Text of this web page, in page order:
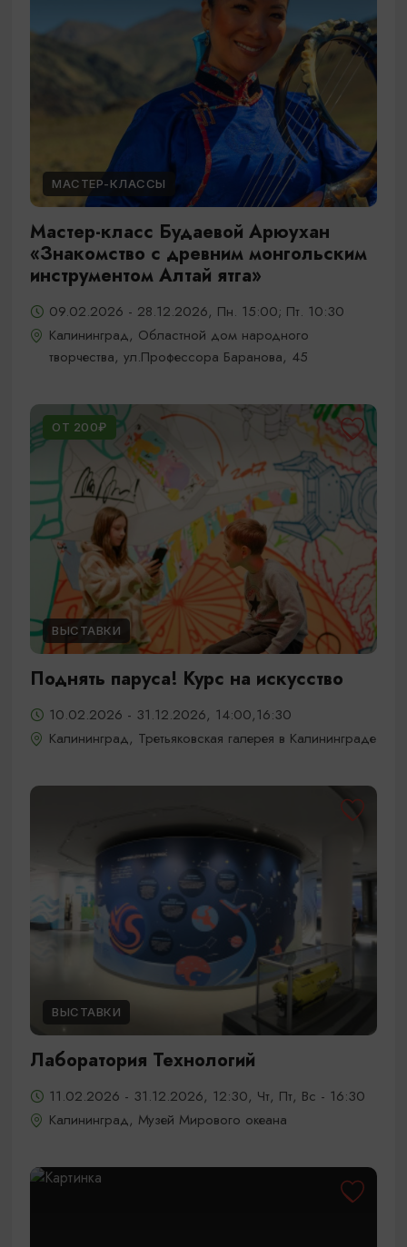
МАСТЕР-КЛАССЫ
Мастер-класс Будаевой Арюухан
«Знакомство с древним монгольским
инструментом Алтай ятга»
09.02.2026 - 28.12.2026, Пн. 15:00; Пт. 10:30
Калининград, Областной дом народного
творчества, ул.Профессора Баранова, 45
ОТ 200₽
ВЫСТАВКИ
Поднять паруса! Курс на искусство
10.02.2026 - 31.12.2026, 14:00,16:30
Калининград, Третьяковская галерея в Калининграде
ВЫСТАВКИ
Лаборатория Технологий
11.02.2026 - 31.12.2026, 12:30, Чт, Пт, Вс - 16:30
Калининград, Музей Мирового океана